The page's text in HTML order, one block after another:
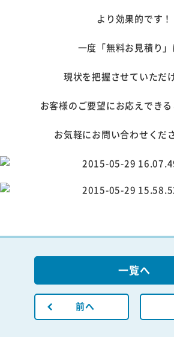
より効果的です！
一度「無料お見積り」
現状を把握させていただ
お客様のご要望にお応えできる
お気軽にお問い合わせくだ
前へ
一覧へ